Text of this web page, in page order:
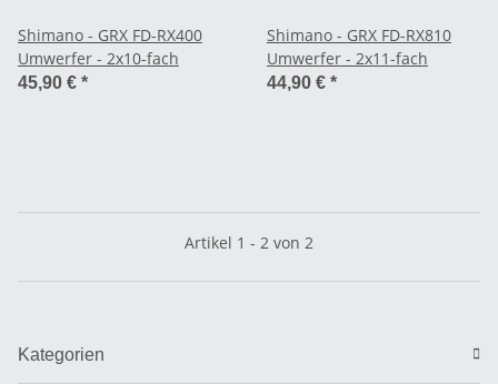
Shimano - GRX FD-RX400
Umwerfer - 2x10-fach
45,90 € *
Shimano - GRX FD-RX810
Umwerfer - 2x11-fach
44,90 € *
Artikel 1 - 2 von 2
Kategorien